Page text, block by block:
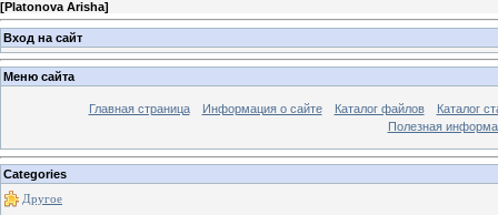
[Platonova Arisha]
Вход на сайт
Меню сайта
Главная страница Информация о сайте Каталог файлов
Каталог
Полезная
Categories
Другое